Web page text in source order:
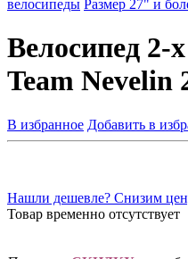
велосипеды Размер 27" и
Велосипед 2-
Team Nevelin
В избранное Добавить в
Нашли дешевле? Снизим
Товар временно отсутствует